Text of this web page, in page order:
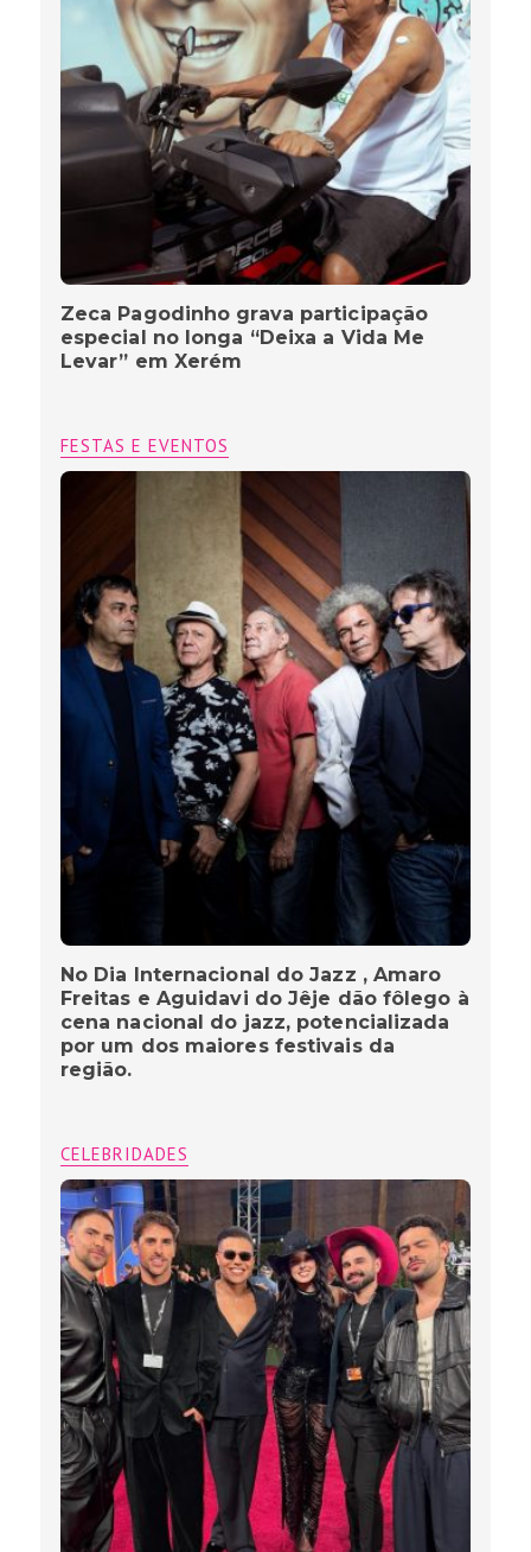
Zeca Pagodinho grava participação
especial no longa “Deixa a Vida Me
Levar” em Xerém
FESTAS E EVENTOS
No Dia Internacional do Jazz , Amaro
Freitas e Aguidavi do Jêje dão fôlego à
cena nacional do jazz, potencializada
por um dos maiores festivais da
região.
CELEBRIDADES